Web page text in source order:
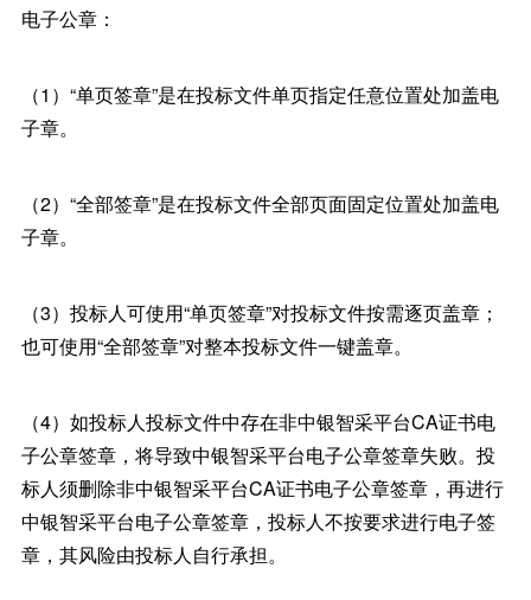
电子公章：
（1）“单页签章”是在投标文件单页指定任意位置处加盖电
子章。
（2）“全部签章”是在投标文件全部页面固定位置处加盖电
子章。
（3）投标人可使用“单页签章”对投标文件按需逐页盖章；
也可使用“全部签章”对整本投标文件一键盖章。
（4）如投标人投标文件中存在非中银智采平台CA证书电
子公章签章，将导致中银智采平台电子公章签章失败。投
标人须删除非中银智采平台CA证书电子公章签章，再进行
中银智采平台电子公章签章，投标人不按要求进行电子签
章，其风险由投标人自行承担。